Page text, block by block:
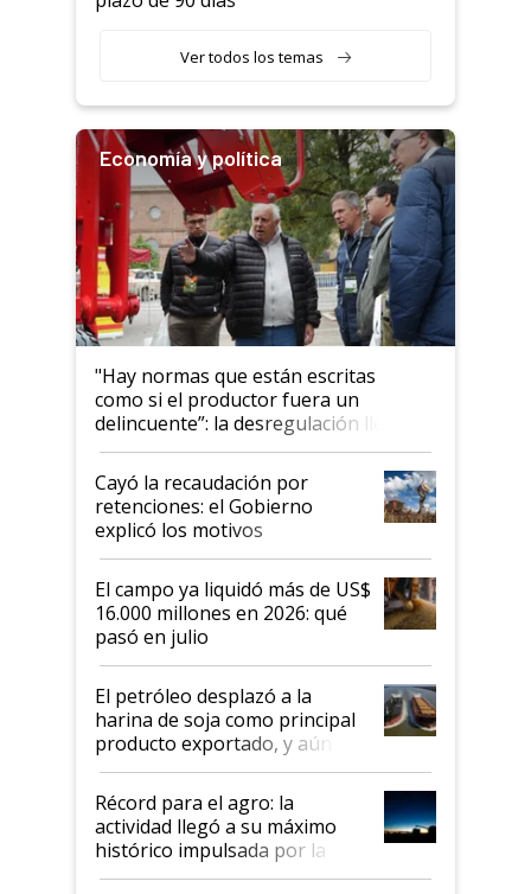
Ver todos los temas
Economía y política
"Hay normas que están escritas
como si el productor fuera un
delincuente”: la desregulación llegó
al Congreso Aapresid y hasta se
habló del financiamiento al IPCVA
Cayó la recaudación por
retenciones: el Gobierno
explicó los motivos
El campo ya liquidó más de US$
16.000 millones en 2026: qué
pasó en julio
El petróleo desplazó a la
harina de soja como principal
producto exportado, y aún así
el agro aportó casi seis de cada
diez dólares y sostuvo el
liderazgo en un semestre
récord
Récord para el agro: la
actividad llegó a su máximo
histórico impulsada por la
cosecha y las exportaciones